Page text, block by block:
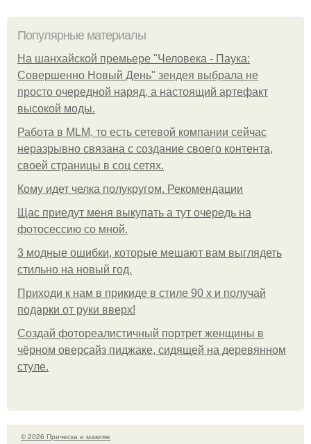
Популярные материалы
На шанхайской премьере "Человека - Паука:
Совершенно Новый День" зендея выбрала не
просто очередной наряд, а настоящий артефакт
высокой моды.
Работа в MLM, то есть сетевой компании сейчас
неразрывно связана с создание своего контента,
своей страницы в соц сетях.
Кому идет челка полукругом. Рекомендации
Щас приедут меня выкупать а тут очередь на
фотосессию со мной.
3 модные ошибки, которые мешают вам выглядеть
стильно на новый год.
Приходи к нам в прикиде в стиле 90 х и получай
подарки от руки вверх!
Создай фотореалистичный портрет женщины в
чёрном оверсайз пиджаке, сидящей на деревянном
стуле.
© 2026 Прическа и макияж